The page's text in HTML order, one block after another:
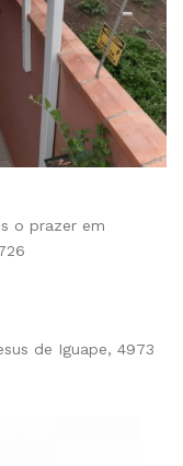
o prazer em
de Iguape, 4973